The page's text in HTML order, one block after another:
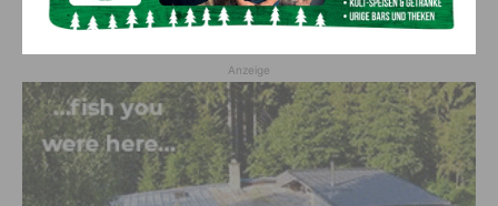
Aktuell 8. August 2026
Anzeige